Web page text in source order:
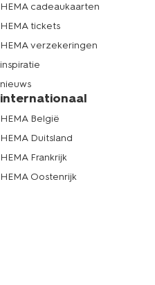
HEMA cadeaukaarten
HEMA tickets
HEMA verzekeringen
inspiratie
nieuws
internationaal
HEMA België
HEMA Duitsland
HEMA Frankrijk
HEMA Oostenrijk